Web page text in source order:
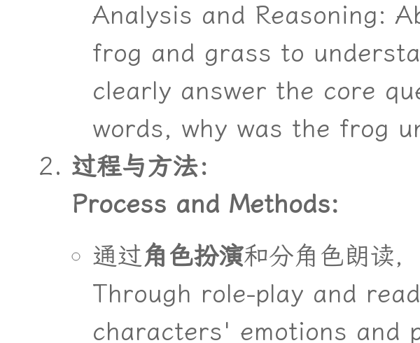
Analysis and Reasoning:
frog and grass to
clearly answer the core
words, why was the frog
过程与方法：
Process and Methods:
通过角色扮演和分角 色朗读，
Through role-play and
characters' emotions and